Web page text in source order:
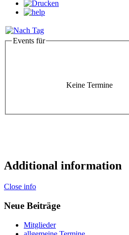
Events für
Keine Termine
Additional information
Close info
Neue Beiträge
Mitglieder